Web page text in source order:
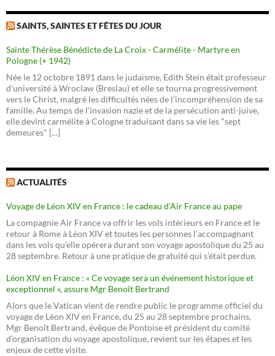
SAINTS, SAINTES ET FÊTES DU JOUR
Sainte Thérèse Bénédicte de La Croix - Carmélite - Martyre en
Pologne (+ 1942)
Née le 12 octobre 1891 dans le judaïsme, Edith Stein était professeur
d'université à Wroclaw (Breslau) et elle se tourna progressivement
vers le Christ, malgré les difficultés nées de l'incompréhension de sa
famille. Au temps de l'invasion nazie et de la persécution anti-juive,
elle devint carmélite à Cologne traduisant dans sa vie les "sept
demeures" […]
ACTUALITÉS
Voyage de Léon XIV en France : le cadeau d’Air France au pape
La compagnie Air France va offrir les vols intérieurs en France et le
retour à Rome à Léon XIV et toutes les personnes l’accompagnant
dans les vols qu’elle opérera durant son voyage apostolique du 25 au
28 septembre. Retour à une pratique de gratuité qui s’était perdue.
Léon XIV en France : « Ce voyage sera un événement historique et
exceptionnel », assure Mgr Benoît Bertrand
Alors que le Vatican vient de rendre public le programme officiel du
voyage de Léon XIV en France, du 25 au 28 septembre prochains,
Mgr Benoît Bertrand, évêque de Pontoise et président du comité
d’organisation du voyage apostolique, revient sur les étapes et les
enjeux de cette visite.